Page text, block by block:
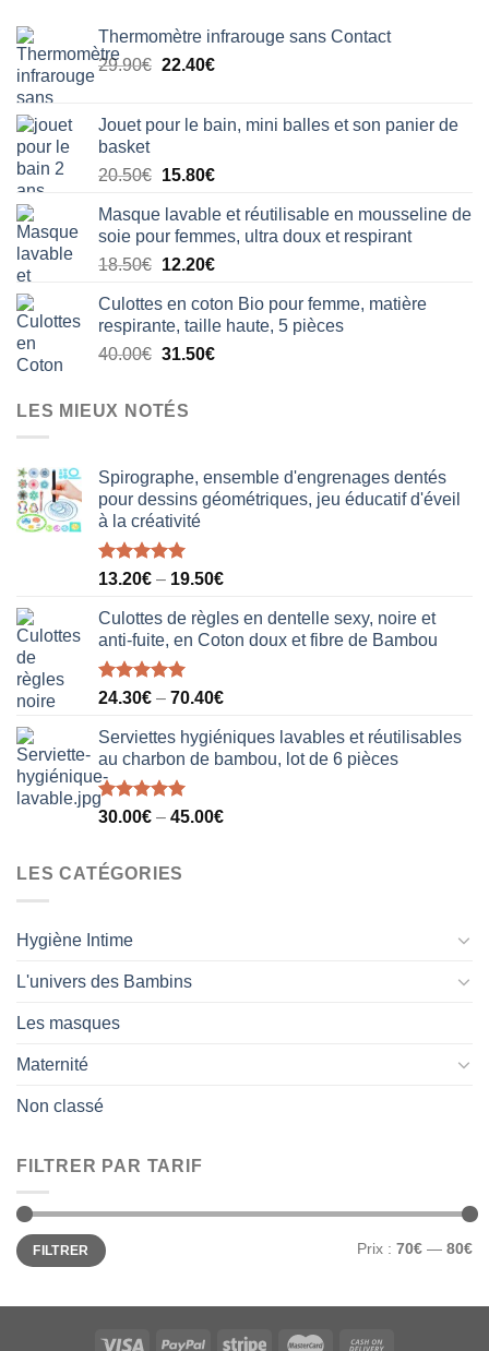
Thermomètre infrarouge sans Contact
29.90€ Le
était :
22.40€Le
est :
Jouet pour le bain, mini balles et son panier de
basket
20.50€ Le
initial
était :
20.50€.
15.80€Le
actuel
est :
15.80€.
Masque lavable et réutilisable en mousseline de
soie pour femmes, ultra doux et respirant
18.50€ Le
initial
était :
18.50€.
12.20€Le
actuel
est :
12.20€.
Culottes en coton Bio pour femme, matière
respirante, taille haute, 5 pièces
40.00€ Le
initial
était :
31.50€Le
LES MIEUX NOTÉS
Spirographe, ensemble d'engrenages dentés
pour dessins géométriques, jeu éducatif d'éveil
à la créativité
Note5.00
13.20€ – 19.50€
Culottes de règles en dentelle sexy, noire et
anti-fuite, en Coton doux et fibre de Bambou
Note5.00
24.30€ – 70.40€
Serviettes hygiéniques lavables et réutilisables
au charbon de bambou, lot de 6 pièces
Note5.00
30.00€ – 45.00€
LES CATÉGORIES
Hygiène Intime
L'univers des Bambins
Les masques
Maternité
Non classé
FILTRER PAR TARIF
Prix
min
Prix
maxFILTRER Prix : 70€ — 80€